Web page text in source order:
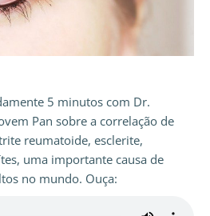
5 minutos com Dr.
Pan sobre a correlação de
reumatoide, esclerite,
uma importante causa de
no mundo. Ouça: